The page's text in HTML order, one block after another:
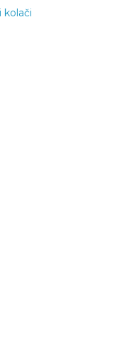
kolači